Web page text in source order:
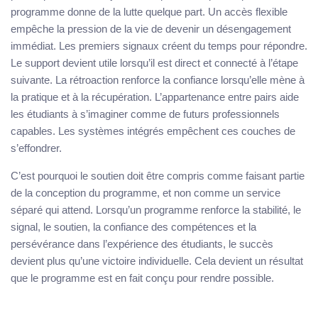
programme donne de la lutte quelque part. Un accès flexible
empêche la pression de la vie de devenir un désengagement
immédiat. Les premiers signaux créent du temps pour répondre.
Le support devient utile lorsqu’il est direct et connecté à l’étape
suivante. La rétroaction renforce la confiance lorsqu’elle mène à
la pratique et à la récupération. L’appartenance entre pairs aide
les étudiants à s’imaginer comme de futurs professionnels
capables. Les systèmes intégrés empêchent ces couches de
s’effondrer.
C’est pourquoi le soutien doit être compris comme faisant partie
de la conception du programme, et non comme un service
séparé qui attend. Lorsqu’un programme renforce la stabilité, le
signal, le soutien, la confiance des compétences et la
persévérance dans l’expérience des étudiants, le succès
devient plus qu’une victoire individuelle. Cela devient un résultat
que le programme est en fait conçu pour rendre possible.